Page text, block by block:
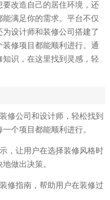
改造自己的居住环境，还
满足你的需求。平台不仅
设计师和装修公司搭建了
修项目都能顺利进行。通
识，在这里找到灵感，轻
修公司和设计师，轻松找到
个项目都能顺利进行。
，让用户在选择装修风格时
做出决策。
修指南，帮助用户在装修过